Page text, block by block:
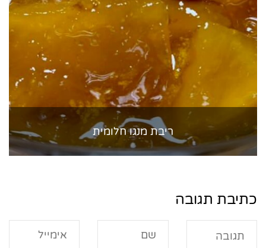
ריבת מנגו חלומית
כתיבת תגובה